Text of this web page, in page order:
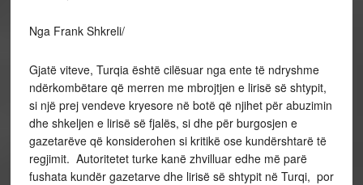
Nga Frank Shkreli/
Gjatë viteve, Turqia është cilësuar nga ente të ndryshme
ndërkombëtare që merren me mbrojtjen e lirisë së shtypit,
si një prej vendeve kryesore në botë që njihet për abuzimin
dhe shkeljen e lirisë së fjalës, si dhe për burgosjen e
gazetarëve që konsiderohen si kritikë ose kundërshtarë të
regjimit. Autoritetet turke kanë zhvilluar edhe më parë
fushata kundër gazetarve dhe lirisë së shtypit në Turqi, por